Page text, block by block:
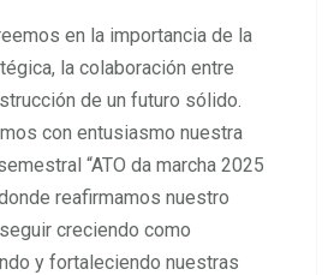
en la importancia de la
la colaboración entre
de un futuro sólido.
con entusiasmo nuestra
“ATO da marcha 2025
reafirmamos nuestro
creciendo como
y fortaleciendo nuestras